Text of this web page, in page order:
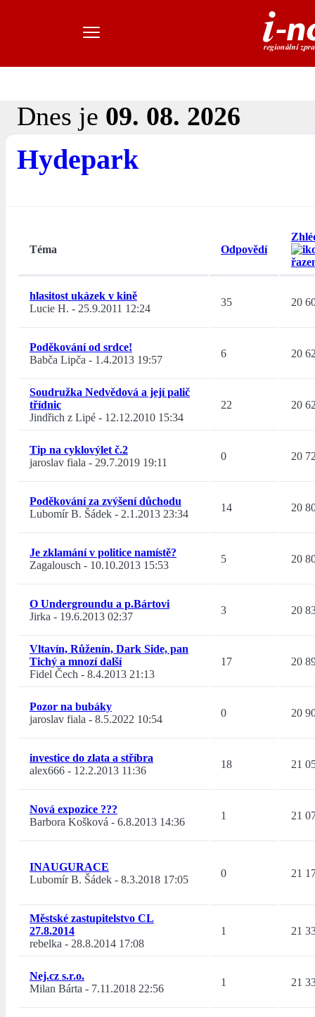
Dnes je 09. 08. 2026
Hydepark
Téma Odpovědí
hlasitost ukázek v kině
Lucie H. - 25.9.2011 12:24
35 20
Poděkování od srdce!
Babča Lipča - 1.4.2013 19:57
6 20
Soudružka Nedvědová a její palič
třídnic
Jindřich z Lipé - 12.12.2010 15:34
22 20
Tip na cyklovýlet č.2
jaroslav fiala - 29.7.2019 19:11
0 20
Poděkování za zvýšení důchodu
Lubomír B. Šádek - 2.1.2013 23:34
14 20
Je zklamání v politice namístě?
Zagalousch - 10.10.2013 15:53
5 20
O Undergroundu a p.Bártovi
Jirka - 19.6.2013 02:37
3 20
Vltavín, Růženín, Dark Side, pan
Tichý a mnozí další
Fidel Čech - 8.4.2013 21:13
17 20
Pozor na bubáky
jaroslav fiala - 8.5.2022 10:54
0 20
investice do zlata a stříbra
alex666 - 12.2.2013 11:36
18 21
Nová expozice ???
Barbora Košková - 6.8.2013 14:36
1 21
INAUGURACE
Lubomír B. Šádek - 8.3.2018 17:05
0 21
Městské zastupitelstvo CL
27.8.2014
rebelka - 28.8.2014 17:08
1 21
Nej.cz s.r.o.
Milan Bárta - 7.11.2018 22:56
1 21